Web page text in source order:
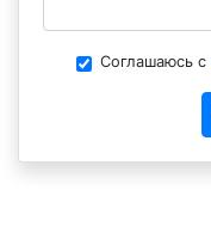
Соглашаюсь с